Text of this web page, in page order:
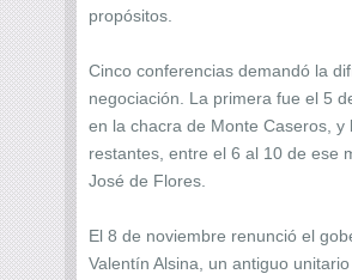
propósitos.
Cinco conferencias demandó la
negociación. La primera fue el 5
en la chacra de Monte Caseros, y
restantes, entre el 6 al 10 de ese
José de Flores.
El 8 de noviembre renunció el
Valentín Alsina, un antiguo